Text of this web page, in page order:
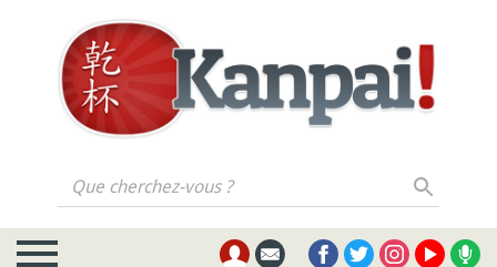
Que cherchez-vous ?